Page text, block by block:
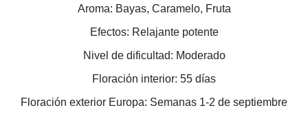
Aroma: Bayas, Caramelo, Fruta
Efectos: Relajante potente
Nivel de dificultad: Moderado
Floración interior: 55 días
Floración exterior Europa: Semanas 1-2 de septiembre